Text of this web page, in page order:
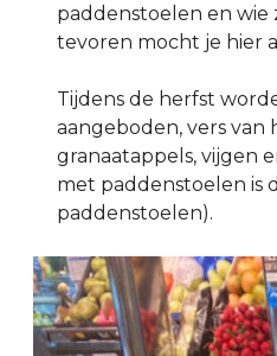
paddenstoelen en wie
tevoren mocht je hier
Tijdens de herfst
aangeboden, vers van
granaatappels, vijgen
met paddenstoelen is
paddenstoelen).